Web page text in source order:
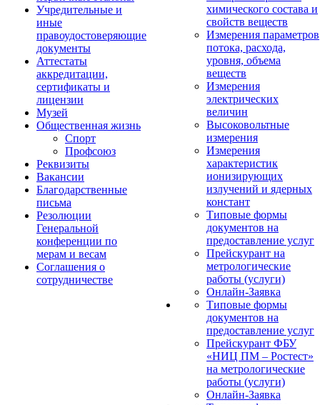
Учредительные и
иные
правоудостоверяющие
документы
Аттестаты
аккредитации,
сертификаты и
лицензии
Музей
Общественная жизнь
Спорт
Профсоюз
Реквизиты
Вакансии
Благодарственные
письма
Резолюции
Генеральной
конференции по
мерам и весам
Соглашения о
сотрудничестве
химического состава и
свойств веществ
Измерения параметров
потока, расхода,
уровня, объема
веществ
Измерения
электрических
величин
Высоковольтные
измерения
Измерения
характеристик
ионизирующих
излучений и ядерных
констант
Типовые формы
документов на
предоставление услуг
Прейскурант на
метрологические
работы (услуги)
Онлайн-Заявка
Типовые формы
документов на
предоставление услуг
Прейскурант ФБУ
«НИЦ ПМ – Ростест»
на метрологические
работы (услуги)
Онлайн-Заявка